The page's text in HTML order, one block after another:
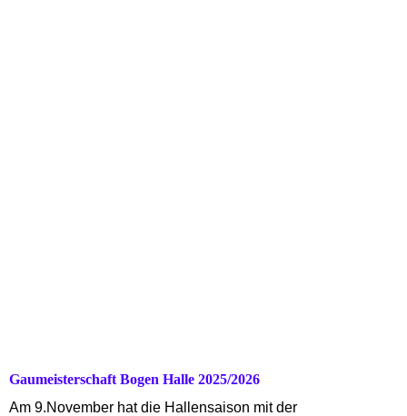
Gaumeisterschaft Bogen Halle 2025/2026
Am 9.November hat die Hallensaison mit der